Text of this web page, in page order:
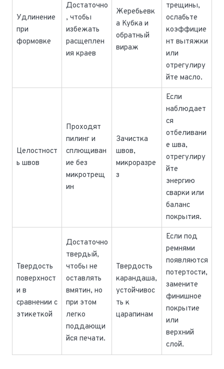
Удлинение
при
формовке
Достаточно
, чтобы
избежать
расщеплен
ия краев
Жеребьевк
а Кубка и
обратный
вираж
трещины,
ослабьте
коэффицие
нт вытяжки
или
отрегулиру
йте масло.
Целостност
ь швов
Проходят
пилинг и
сплющиван
ие без
микротрещ
ин
Зачистка
швов,
микроразре
з
Если
наблюдает
ся
отбеливани
е шва,
отрегулиру
йте
энергию
сварки или
баланс
покрытия.
Твердость
поверхност
и в
сравнении с
этикеткой
Достаточно
твердый,
чтобы не
оставлять
вмятин, но
при этом
легко
поддающи
йся печати.
Твердость
карандаша,
устойчивос
ть к
царапинам
Если под
ремнями
появляются
потертости,
замените
финишное
покрытие
или
верхний
слой.